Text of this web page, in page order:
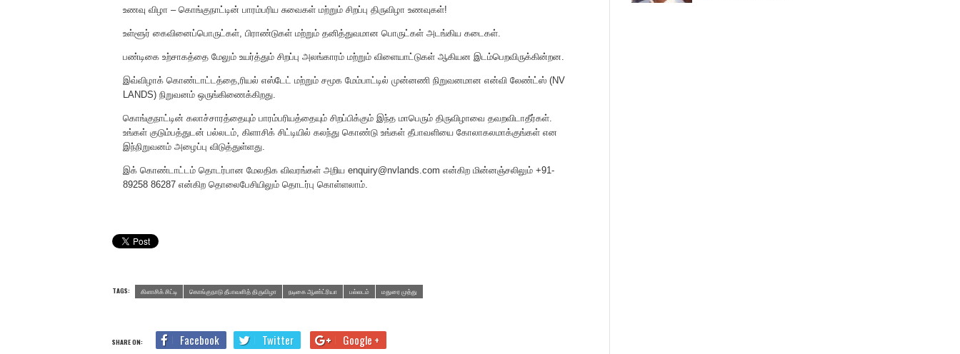
உணவு விழா – கொங்குநாட்டின் பாரம்பரிய சுவைகள் மற்றும் சிறப்பு திருவிழா உணவுகள்!
உள்ளூர் கைவினைப்பொருட்கள், பிராண்டுகள் மற்றும் தனித்துவமான பொருட்கள் அடங்கிய கடைகள்.
பண்டிகை உற்சாகத்தை மேலும் உயர்த்தும் சிறப்பு அலங்காரம் மற்றும் விளையாட்டுகள் ஆகியன இடம்பெறவிருக்கின்றன.
இவ்விழாக் கொண்டாட்டத்தை,ரியல் எஸ்டேட் மற்றும் சமூக மேம்பாட்டில் முன்னணி நிறுவனமான என்வி லேண்ட்ஸ் (NV
LANDS) நிறுவனம் ஒருங்கிணைக்கிறது.
கொங்குநாட்டின் கலாச்சாரத்தையும் பாரம்பரியத்தையும் சிறப்பிக்கும் இந்த மாபெரும் திருவிழாவை தவறவிடாதீர்கள்.
உங்கள் குடும்பத்துடன் பல்லடம், கிளாசிக் சிட்டியில் கலந்து கொண்டு உங்கள் தீபாவளியை கோலாகலமாக்குங்கள் என
இந்நிறுவனம் அழைப்பு விடுத்துள்ளது.
இக் கொண்டாட்டம் தொடர்பான மேலதிக விவரங்கள் அறிய enquiry@nvlands.com என்கிற மின்னஞ்சலிலும் +91-
89258 86287 என்கிற தொலைபேசியிலும் தொடர்பு கொள்ளலாம்.
TAGS: கிளாசிக் சிட்டி கொங்குநாடு தீபாவளித் திருவிழா நடிகை ஆண்ட்ரியா பல்லடம் மதுரை முத்து
SHARE ON: Facebook Twitter Google +